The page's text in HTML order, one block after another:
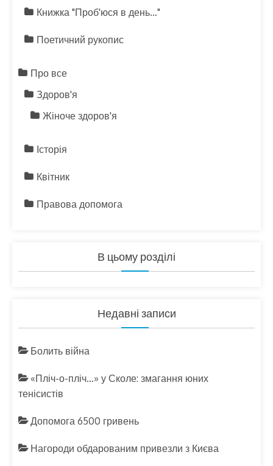
Книжка "Проб'юся в день…"
Поетичний рукопис
Про все
Здоров'я
Жіноче здоров'я
Історія
Квітник
Правова допомога
В цьому розділі
Недавні записи
Болить війна
«Пліч-о-пліч…» у Сколе: змагання юних
тенісистів
Допомога 6500 гривень
Нагороди обдарованим привезли з Києва